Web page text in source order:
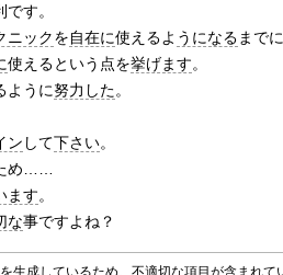
す。
ニックを自在に使えるよ うになる まで
使えるという点を挙げます。
ように努力した。
ン して下さい。
め……
ます。
な事ですよね？
生成しているため、不適切な項目が含まれて